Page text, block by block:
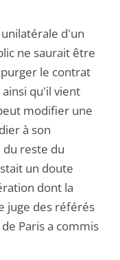
d'un
ne saurait être
le contrat
qu'il vient
modifier une
à son
du reste du
un doute
dont la
juge des référés
Paris a commis